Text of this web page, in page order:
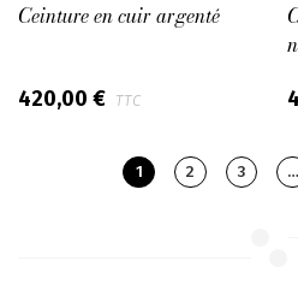
Ceinture en cuir argenté
420,00 € TTC
1 2 3 …